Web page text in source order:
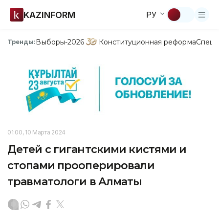
KAZINFORM РУ
Тренды:Выборы-2026 Конституционная реформа
01:00, 10 Марта 2024
Детей с гигантскими кистями и
стопами прооперировали
травматологи в Алматы